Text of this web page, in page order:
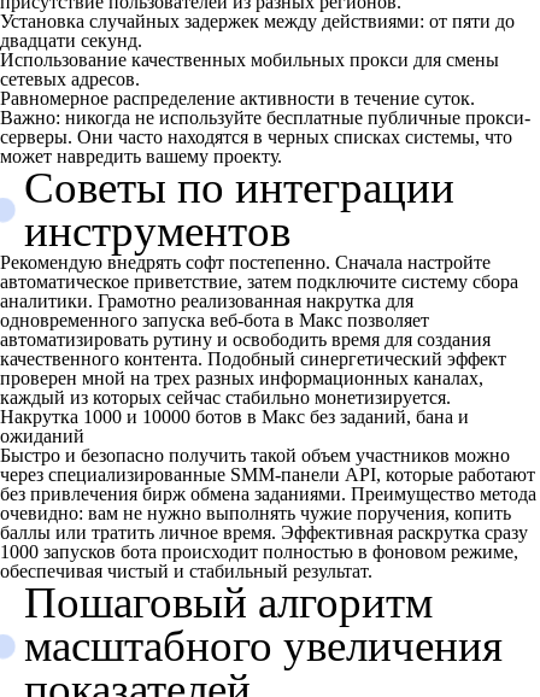
Установка случайных задержек между действиями: от пяти до
двадцати секунд.
Использование качественных мобильных прокси для смены
сетевых адресов.
Равномерное распределение активности в течение суток.
Важно: никогда не используйте бесплатные публичные прокси-
серверы. Они часто находятся в черных списках системы, что
может навредить вашему проекту.
Советы по интеграции
инструментов
Рекомендую внедрять софт постепенно. Сначала настройте
автоматическое приветствие, затем подключите систему сбора
аналитики. Грамотно реализованная накрутка для
одновременного запуска веб-бота в Макс позволяет
автоматизировать рутину и освободить время для создания
качественного контента. Подобный синергетический эффект
проверен мной на трех разных информационных каналах,
каждый из которых сейчас стабильно монетизируется.
Накрутка 1000 и 10000 ботов в Макс без заданий, бана и
ожиданий
Быстро и безопасно получить такой объем участников можно
через специализированные SMM-панели API, которые работают
без привлечения бирж обмена заданиями. Преимущество метода
очевидно: вам не нужно выполнять чужие поручения, копить
баллы или тратить личное время. Эффективная раскрутка сразу
1000 запусков бота происходит полностью в фоновом режиме,
обеспечивая чистый и стабильный результат.
Пошаговый алгоритм
масштабного увеличения